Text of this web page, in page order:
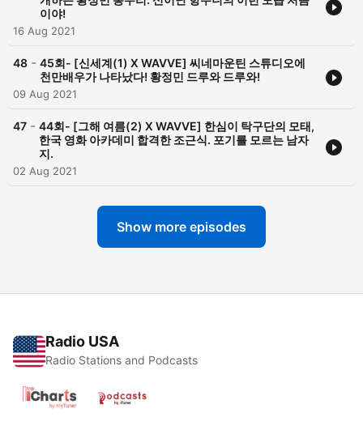
이야!
16 Aug 2021
48 - 45회- [신세계(1) X WAVVE] 씨네마운틴 스튜디오에
천만배우가 나타났다! 황정민 드루와 드루와!
09 Aug 2021
47 - 44회- [그해 여름(2) X WAVVE] 한심이 탁구단의 모태,
한국 영화 아카데미 합격한 조근식. 포기를 모르는 남자
지.
02 Aug 2021
Show more episodes
Radio USA
Radio Stations and Podcasts